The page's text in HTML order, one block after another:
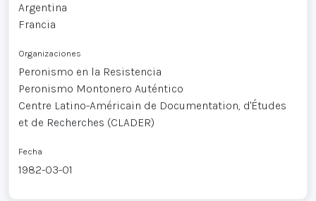
Argentina
Francia
Organizaciones
Peronismo en la Resistencia
Peronismo Montonero Auténtico
Centre Latino-Américain de Documentation, d'Études
et de Recherches (CLADER)
Fecha
1982-03-01